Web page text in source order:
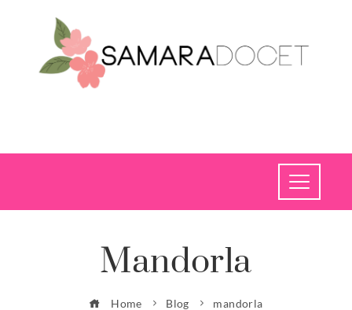
Mandorla
Home Blog mandorla